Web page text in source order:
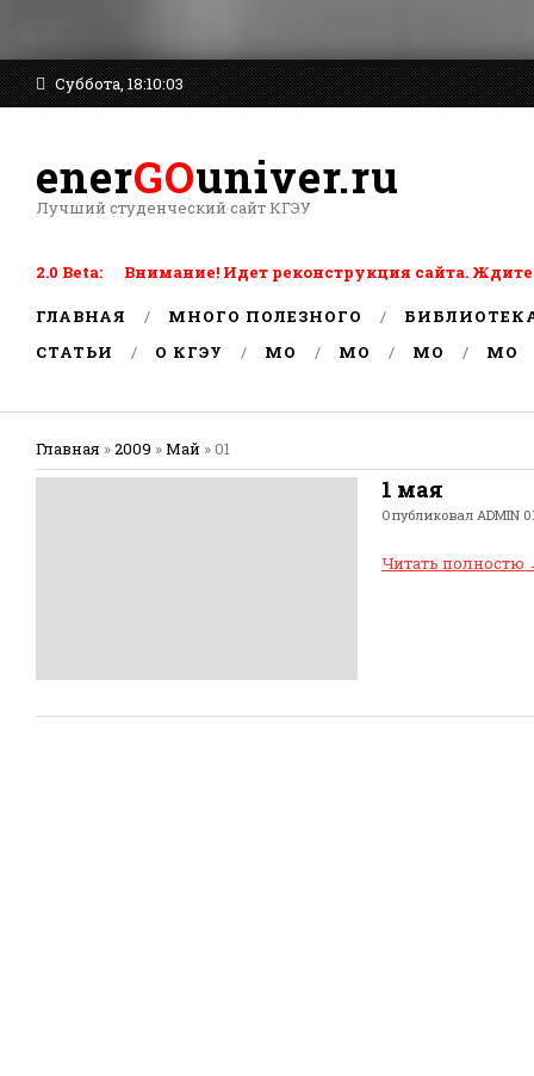
Суббота, 18:10:03
enerGOuniver.ru
Лучший студенческий сайт КГЭУ
2.0 Beta: Внимание! Идет реконструкция сайта. Ждите
ГЛАВНАЯ МНОГО ПОЛЕЗНОГО
СТАТЬИ
О КГЭУ MO MO MO MO
Главная »2009 »Май »01
1 мая
Опубликовал ADMIN
Читать полностю